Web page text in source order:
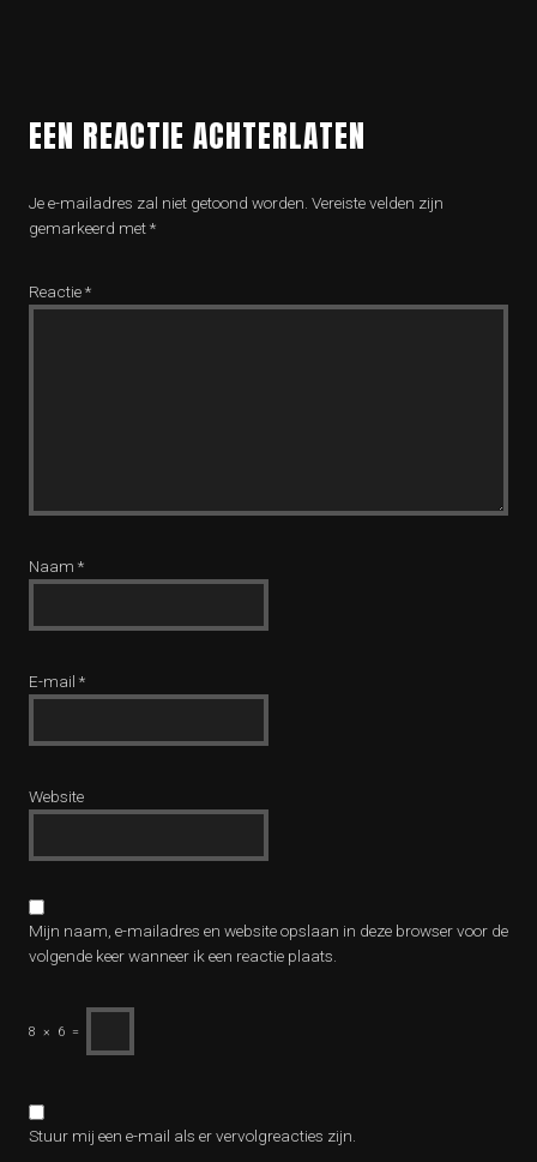
EEN REACTIE ACHTERLATEN
Je e-mailadres zal niet getoond worden. Vereiste velden zijn
gemarkeerd met*
Reactie*
Naam *
E-mail *
Website
Mijn naam, e-mailadres en website opslaan in deze browser voor de
volgende keer wanneer ik een reactie plaats.
8 × 6 =
Stuur mij een e-mail als er vervolgreacties zijn.